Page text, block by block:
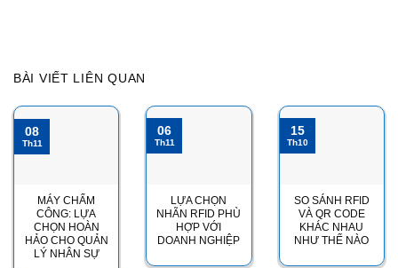
BÀI VIẾT LIÊN QUAN
MÁY CHẤM
CÔNG: LỰA
CHỌN HOÀN
HẢO CHO QUẢN
LÝ NHÂN SỰ
08
Th11
LỰA CHỌN
NHÃN RFID PHÙ
HỢP VỚI
DOANH NGHIỆP
06
Th11
SO SÁNH RFID
VÀ QR CODE
KHÁC NHAU
NHƯ THẾ NÀO
15
Th10